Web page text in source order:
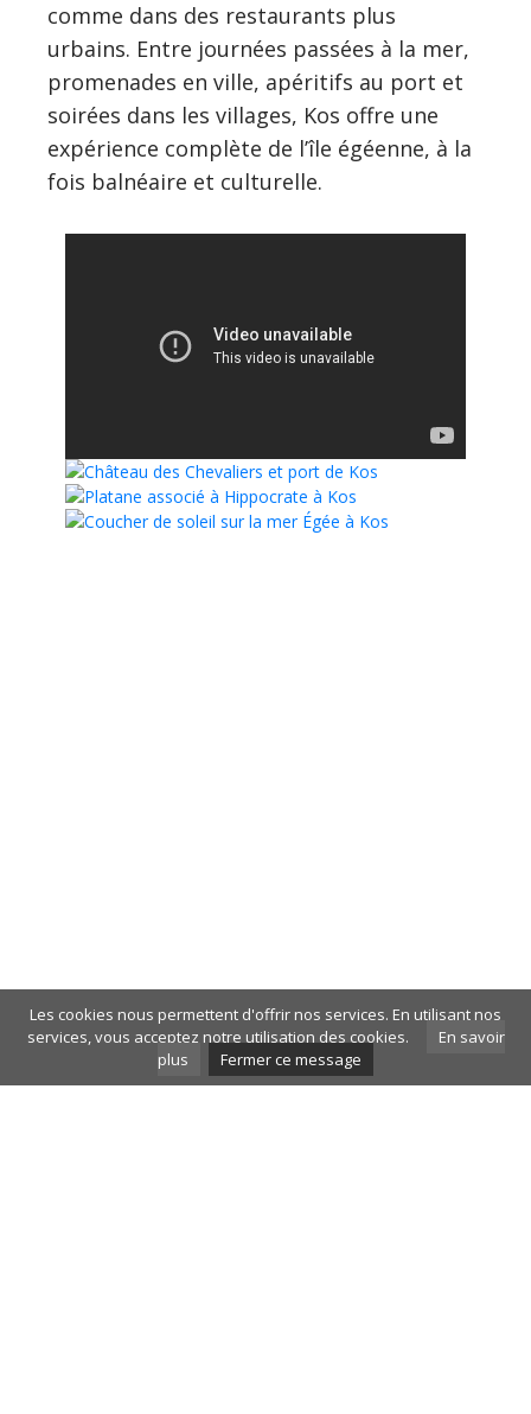
comme dans des restaurants plus
urbains. Entre journées passées à la mer,
promenades en ville, apéritifs au port et
soirées dans les villages, Kos offre une
expérience complète de l’île égéenne, à la
fois balnéaire et culturelle.
Les cookies nous permettent d'offrir nos services. En utilisant nos
services, vous acceptez notre utilisation des cookies.
En savoir
plus
Fermer ce message